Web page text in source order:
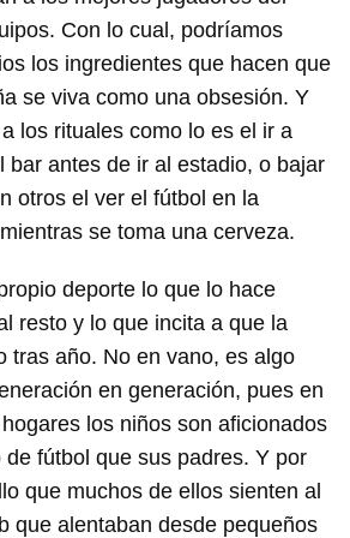
SESIÓN CANCELAR
Con lo cual, podríamos
los ingredientes que hacen que
se viva como una obsesión. Y
los rituales como lo es el ir a
bar antes de ir al estadio, o bajar
otros el ver el fútbol en la
se toma una cerveza.
deporte lo que lo hace
resto y lo que incita a que la
tras año. No en vano, es algo
en generación, pues en
los niños son aficionados
fútbol que sus padres. Y por
que muchos de ellos sienten al
que alentaban desde pequeños